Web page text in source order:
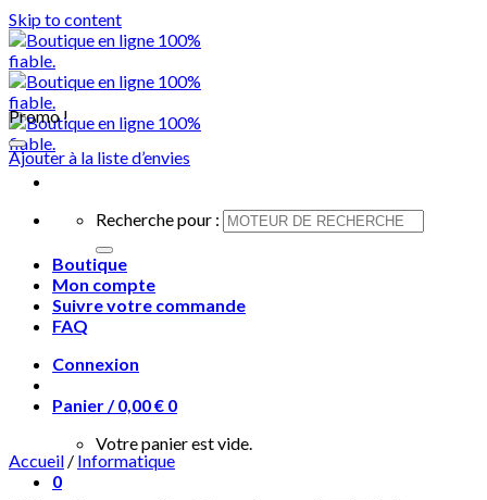
Skip to content
Recherche pour :
Boutique
Mon compte
Suivre votre commande
FAQ
Connexion
Panier /0,00€ 0
Votre panier est vide.
0
Promo !
Ajouter à la liste d’envies
Accueil / Informatique